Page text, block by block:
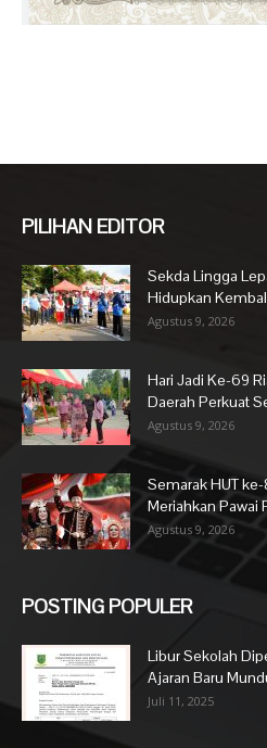
PILIHAN EDITOR
Sekda Lingga
Hidupkan
Agustus 9, 2026
Hari Jadi Ke-69
Daerah Perkuat
Agustus 9, 2026
Semarak HUT
Meriahkan Pawai
Agustus 9, 2026
POSTING POPULER
Libur Sekolah
Ajaran Baru
Juli 11, 2025